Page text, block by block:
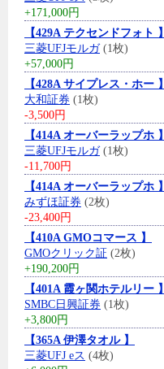
+171,000円
【429A テクセンドフォト 】
三菱UFJモルガ(1枚)
+57,000円
【428A サイプレス・ホー 】
大和証券 (1枚)
-3,500円
【414A オーバーラップホ 】
三菱UFJモルガ(1枚)
-11,700円
【414A オーバーラップホ 】
みずほ証券 (2枚)
-23,400円
【410A GMOコマース 】
GMOクリック証 (2枚)
+190,200円
【401A 霞ヶ関ホテルリー 】
SMBC日興証券 (1枚)
+3,800円
【365A 伊澤タオル 】
三菱UFJ eス (4枚)